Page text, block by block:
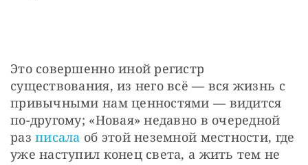
Это совершенно иной регистр
существования, из него всё — вся жизнь с
привычными нам ценностями — видится
по-другому; «Новая» недавно в очередной
раз писала об этой неземной местности, где
уже наступил конец света, а жить тем не